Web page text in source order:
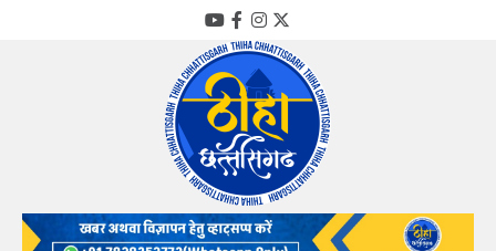
YouTube
Facebook
Instagram
Twitter
Thiha Chhattisgarh
गोठ जन-जन के